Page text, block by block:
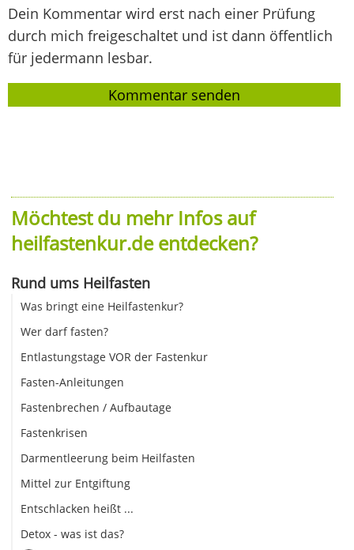
Dein Kommentar wird erst nach einer Prüfung
durch mich freigeschaltet und ist dann öffentlich
für jedermann lesbar.
Möchtest du mehr Infos auf
heilfastenkur.de entdecken?
Rund ums Heilfasten
Was bringt eine Heilfastenkur?
Wer darf fasten?
Entlastungstage VOR der Fastenkur
Fasten-Anleitungen
Fastenbrechen / Aufbautage
Fastenkrisen
Darmentleerung beim Heilfasten
Mittel zur Entgiftung
Entschlacken heißt ...
Detox - was ist das?